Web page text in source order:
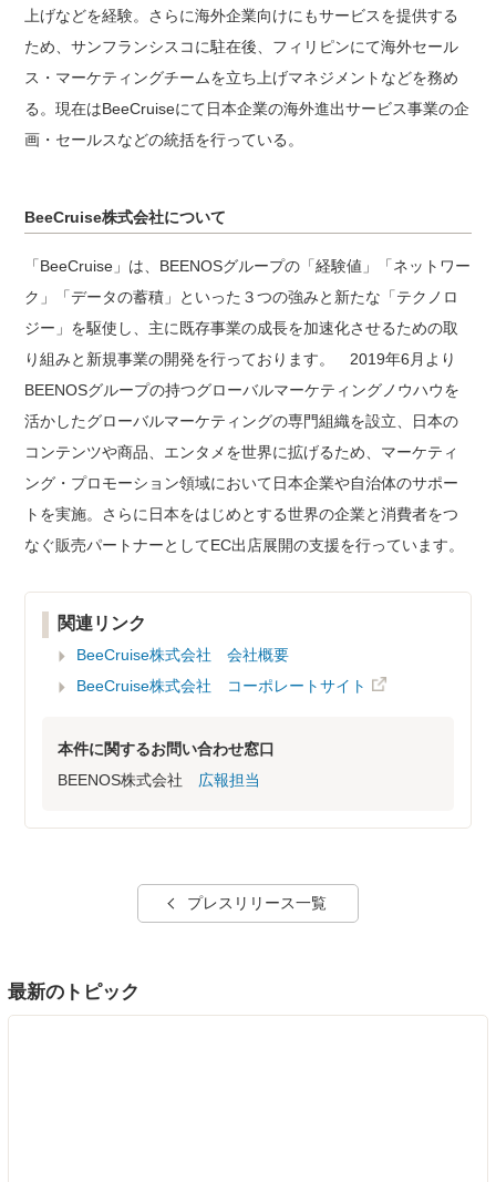
上げなどを経験。さらに海外企業向けにもサービスを提供する
ため、サンフランシスコに駐在後、フィリピンにて海外セール
ス・マーケティングチームを立ち上げマネジメントなどを務め
る。現在はBeeCruiseにて日本企業の海外進出サービス事業の企
画・セールスなどの統括を行っている。
BeeCruise株式会社について
「BeeCruise」は、BEENOSグループの「経験値」「ネットワー
ク」「データの蓄積」といった３つの強みと新たな「テクノロ
ジー」を駆使し、主に既存事業の成長を加速化させるための取
り組みと新規事業の開発を行っております。 2019年6月より
BEENOSグループの持つグローバルマーケティングノウハウを
活かしたグローバルマーケティングの専門組織を設立、日本の
コンテンツや商品、エンタメを世界に拡げるため、マーケティ
ング・プロモーション領域において日本企業や自治体のサポー
トを実施。さらに日本をはじめとする世界の企業と消費者をつ
なぐ販売パートナーとしてEC出店展開の支援を行っています。
関連リンク
BeeCruise株式会社 会社概要
BeeCruise株式会社 コーポレートサイト
本件に関するお問い合わせ窓口
BEENOS株式会社 広報担当
プレスリリース一覧
最新のトピック